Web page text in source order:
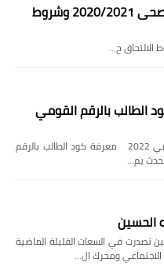
تنسيق معهد فنى صحى 2020/2021 وشروط
الطالب بالرقم القومي
رابط مباشر معرفة كود الطالب بالرقم القومي 2022 معرفة كود الطالب بالرقم
الحسين
تصدرت في السعات القليلة الماضية
ومحرك ال…